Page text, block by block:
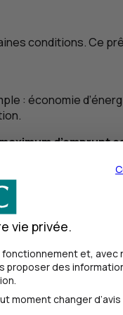
conditions. Ce
: économie
d’emprunt
une
vie privée.
et, avec
des
moment changer